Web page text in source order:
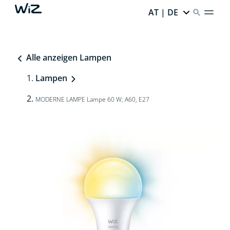
AT | DE
Alle anzeigen Lampen
Lampen
MODERNE LAMPE Lampe 60 W; A60, E27